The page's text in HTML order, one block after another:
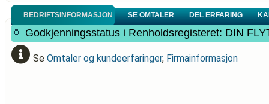
BEDRIFTSINFORMASJON SE OMTALER DEL ERFARING
Godkjenningsstatus i Renholdsregisteret: DIN
Se Omtaler og kundeerfaringer, Firmainformasjon